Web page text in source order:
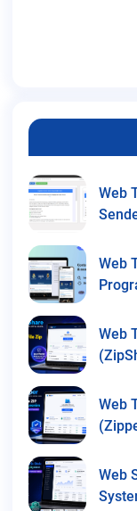
Web
Web
Web
Web
Web